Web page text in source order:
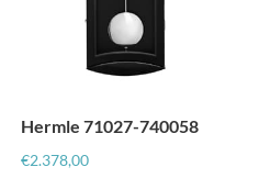
Hermle 71027-740058
€2.378,00